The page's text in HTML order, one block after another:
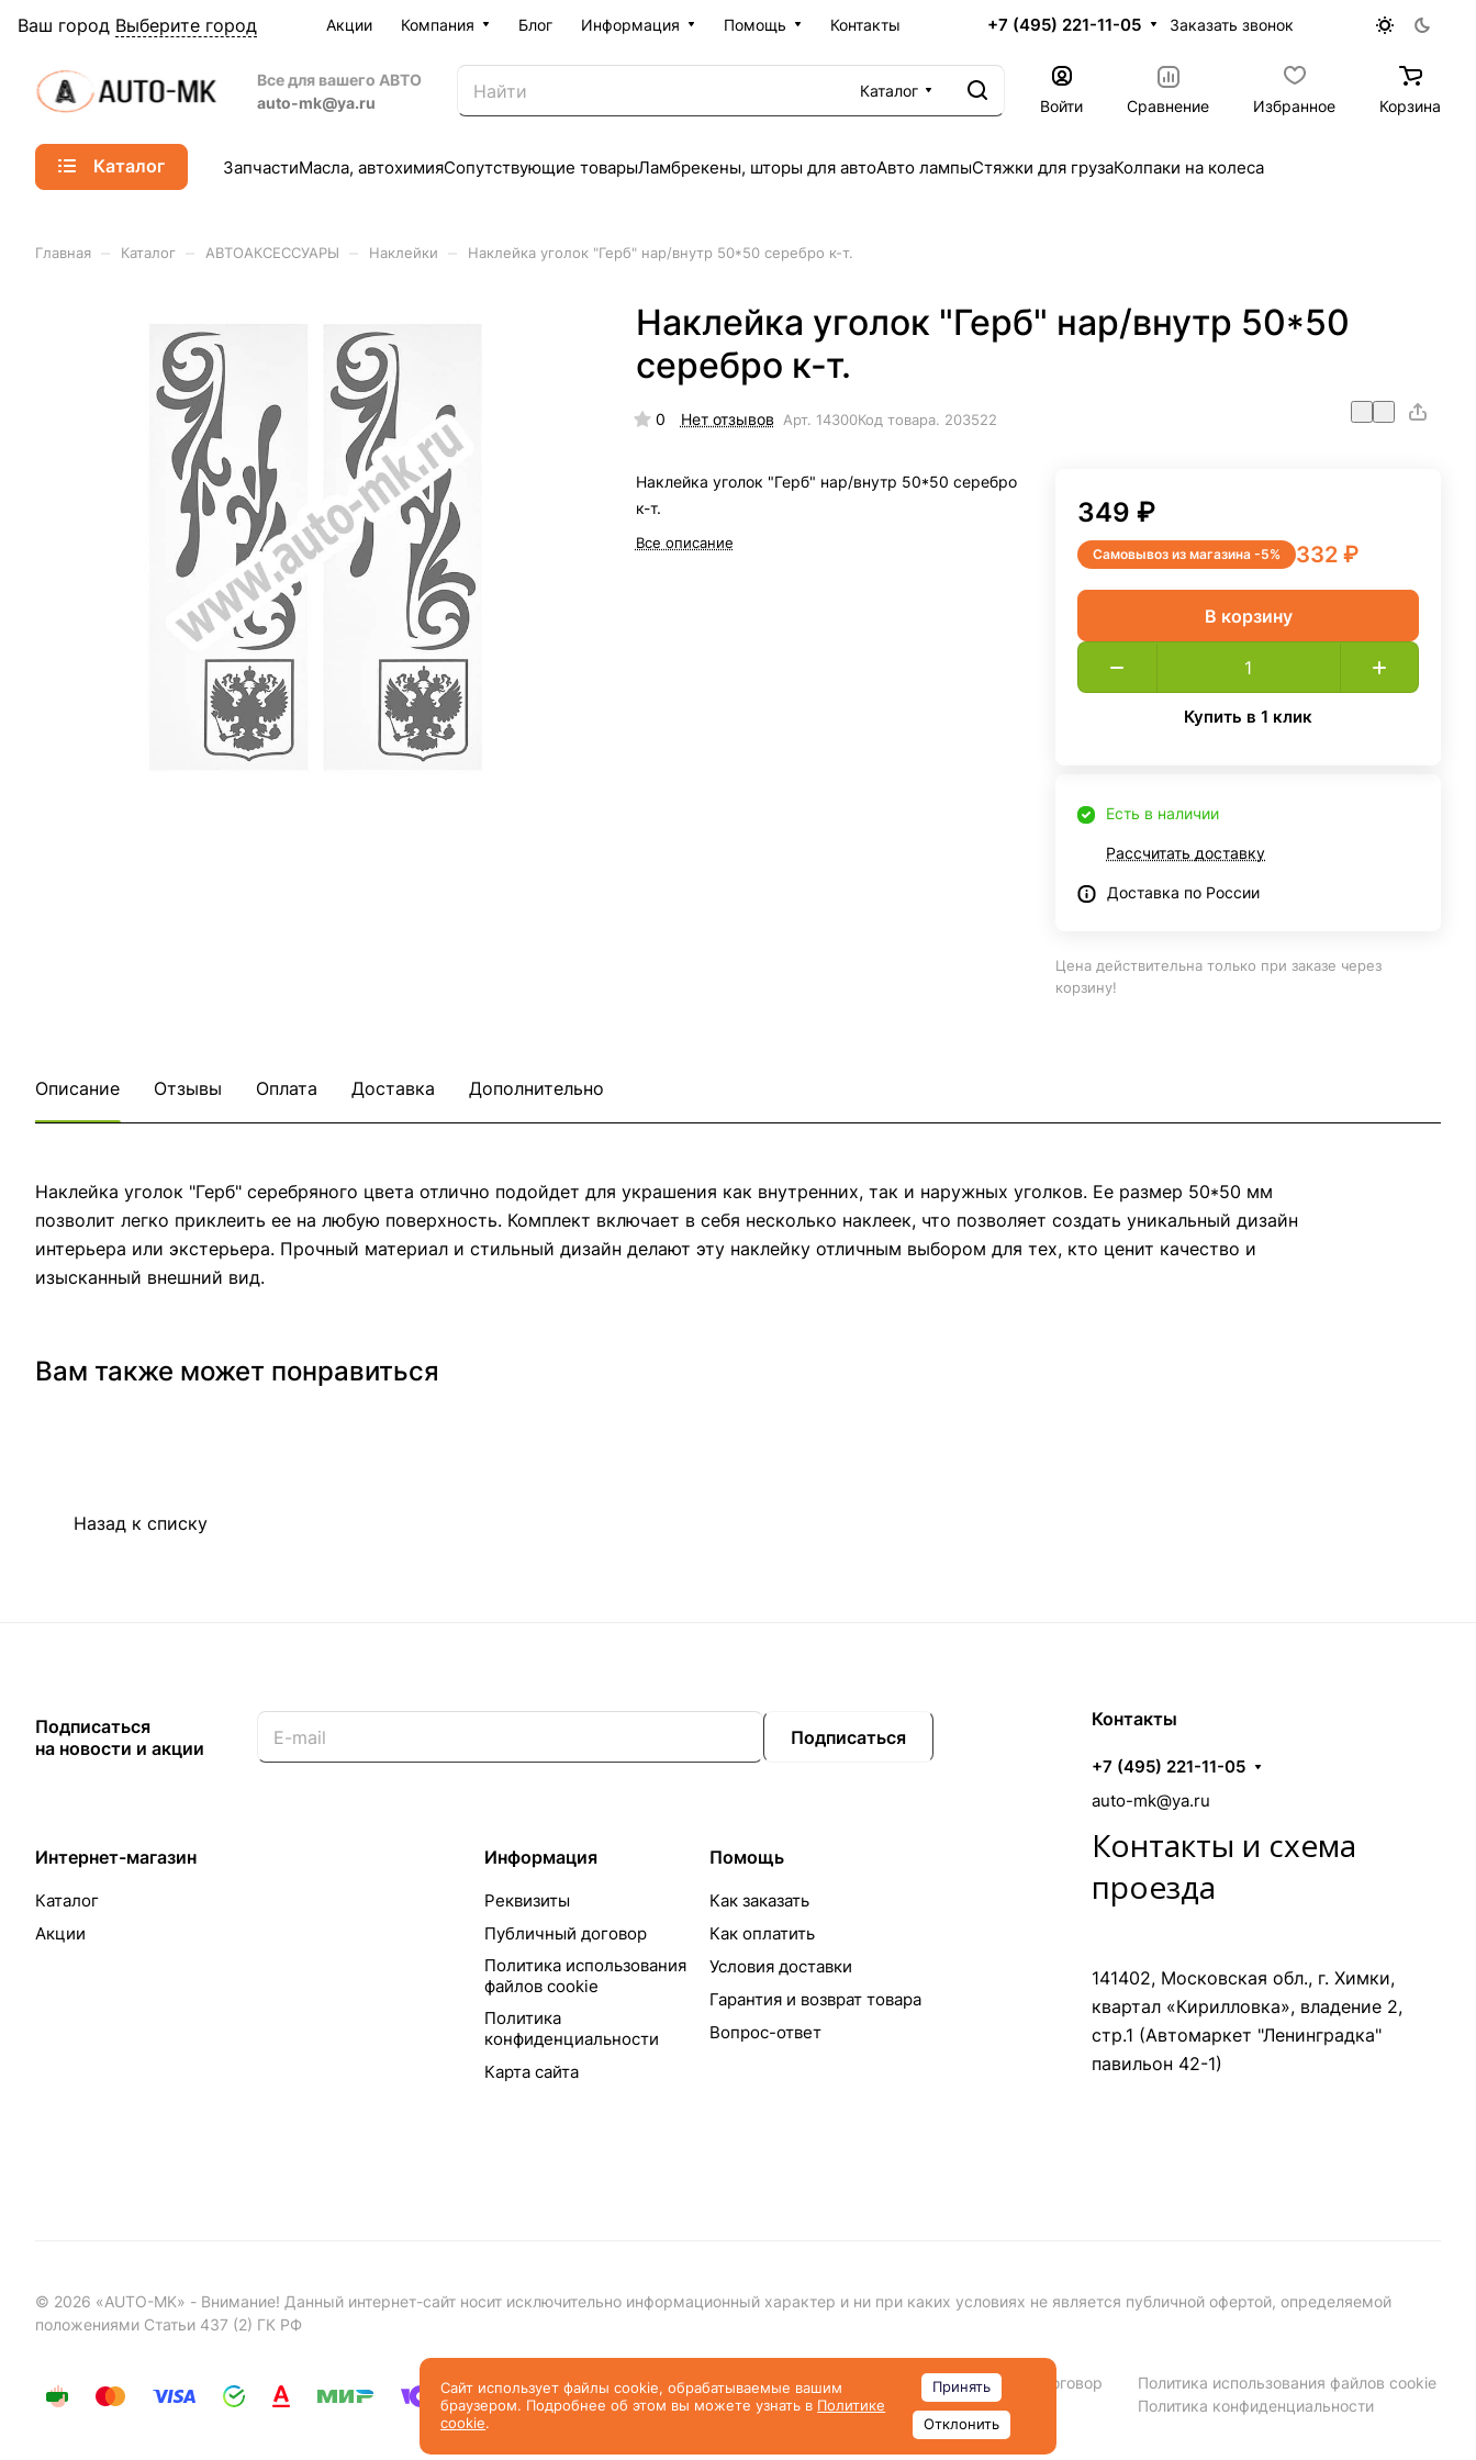
Ваш город Выберите город Акции Компания Блог Информация Помощь Контакты +7 (495) 221-11-05 Заказать звонок
Все для вашего АВТО
auto-mk@ya.ru
Каталог
Войти
Сравнение Избранное Корзина
Каталог ЗапчастиМасла, автохимияСопутствующие товарыЛамбрекены, шторы для автоАвто лампыСтяжки для грузаКолпаки на колеса
Главная Каталог АВТОАКСЕССУАРЫ Наклейки Наклейка уголок "Герб" нар/внутр 50*50 серебро к-т.
Наклейка уголок "Герб" нар/внутр 50*50
серебро к-т.
0 Нет отзывов Арт. 14300Код товара. 203522
Наклейка уголок "Герб" нар/внутр 50*50 серебро
к-т.
Все описание
349 ₽
Самовывоз из магазина -5% 332 ₽
В корзину
Купить в 1 клик
Есть в наличии
Рассчитать доставку
Доставка по России
Цена действительна только при заказе через
корзину!
Описание Отзывы Оплата Доставка Дополнительно
Наклейка уголок "Герб" серебряного цвета отлично подойдет для украшения как внутренних, так и наружных уголков. Ее размер 50*50 мм
позволит легко приклеить ее на любую поверхность. Комплект включает в себя несколько наклеек, что позволяет создать уникальный дизайн
интерьера или экстерьера. Прочный материал и стильный дизайн делают эту наклейку отличным выбором для тех, кто ценит качество и
изысканный внешний вид.
Вам также может понравиться
Назад к списку
Подписаться
на новости и акции
Подписаться
Интернет-магазин
Каталог
Акции
Информация
Реквизиты
Публичный договор
Политика использования
файлов cookie
Политика
конфиденциальности
Карта сайта
Помощь
Как заказать
Как оплатить
Условия доставки
Гарантия и возврат товара
Вопрос-ответ
Контакты
+7 (495) 221-11-05
auto-mk@ya.ru
Контакты и схема
проезда
141402, Московская обл., г. Химки,
квартал «Кирилловка», владение 2,
стр.1 (Автомаркет "Ленинградка"
павильон 42-1)
© 2026 «AUTO-MK» - Внимание! Данный интернет-сайт носит исключительно информационный характер и ни при каких условиях не является публичной офертой, определяемой
положениями Статьи 437 (2) ГК РФ
Публичный договор
Политика использования файлов cookie
Политика конфиденциальности
Сайт использует файлы cookie, обрабатываемые вашим
браузером. Подробнее об этом вы можете узнать в Политике
cookie.
Принять
Отклонить